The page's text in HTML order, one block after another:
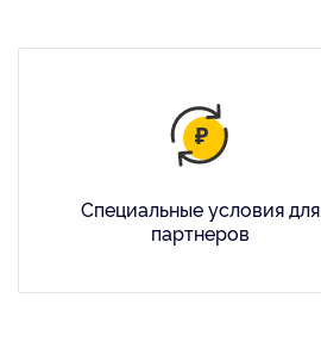
Специальные условия для
партнеров